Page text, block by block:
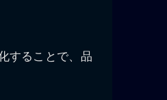
することで、品